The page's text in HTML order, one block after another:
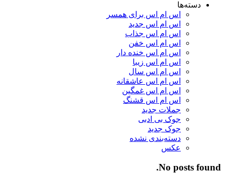
دسته‌ها
اس ام اس برای همسر
اس ام اس جدید
اس ام اس جذاب
اس ام اس خفن
اس ام اس خنده دار
اس ام اس زیبا
اس ام اس سال
اس ام اس عاشقانه
اس ام اس غمگین
اس ام اس قشنگ
جملات جدید
جوک بی ادبی
جوک جدید
دسته‌بندی نشده
عکس
No posts found.